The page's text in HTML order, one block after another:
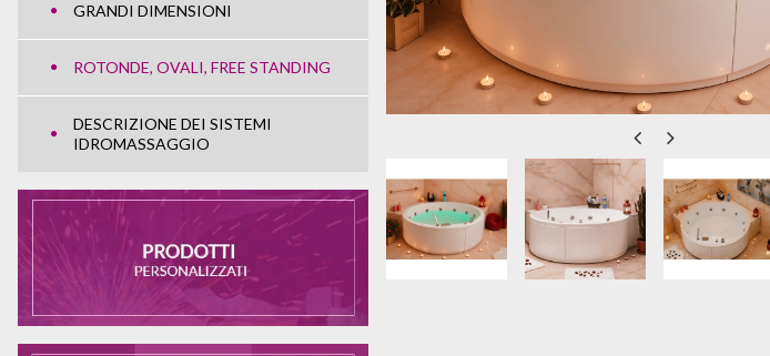
GRANDI DIMENSIONI
ROTONDE, OVALI, FREE STANDING
DESCRIZIONE DEI SISTEMI
IDROMASSAGGIO